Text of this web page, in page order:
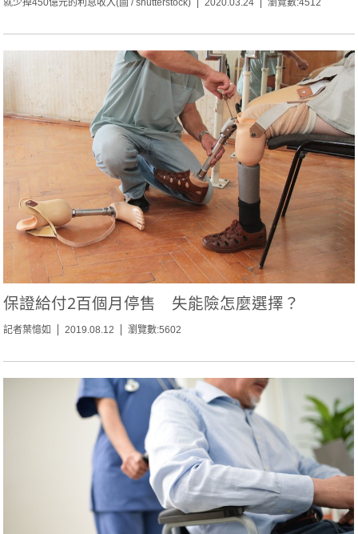
就少掉450億元的利息收入(圖 / shutterstock)
2020.03.24 瀏覽數:4512
保證給付2百個月停售 失能險怎麼選擇？
記者葉憶如 2019.08.12 瀏覽數:5602